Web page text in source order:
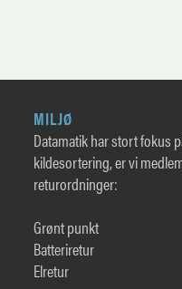
MILJØ
Datamatik har stort fokus
kildesortering, er vi
returordninger:
Grønt punkt
Batteriretur
Elretur